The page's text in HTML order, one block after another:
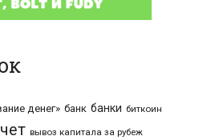
денег» банк банки биткоин
вывоз капитала за рубеж